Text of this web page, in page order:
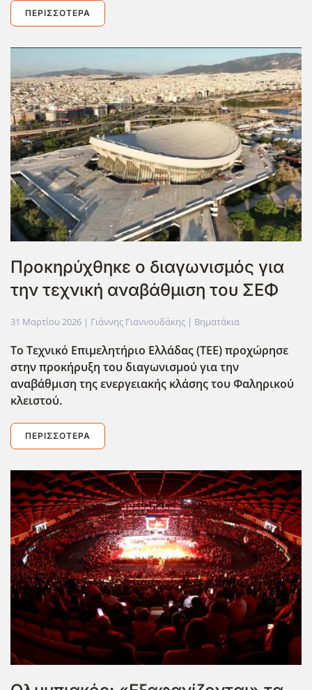
ΠΕΡΙΣΣΌΤΕΡΑ
Προκηρύχθηκε ο διαγωνισμός για
την τεχνική αναβάθμιση του ΣΕΦ
31 Μαρτίου 2026 | Γιάννης Γιαννουδάκης | Βηματάκια
Το Τεχνικό Επιμελητήριο Ελλάδας (ΤΕΕ) προχώρησε
στην προκήρυξη του διαγωνισμού για την
αναβάθμιση της ενεργειακής κλάσης του Φαληρικού
κλειστού.
ΠΕΡΙΣΣΌΤΕΡΑ